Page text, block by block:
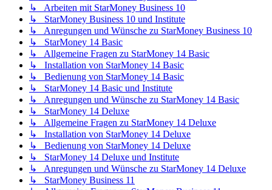
↳ Arbeiten mit StarMoney Business 10
↳ StarMoney Business 10 und Institute
↳ Anregungen und Wünsche zu StarMoney Business 10
↳ StarMoney 14 Basic
↳ Allgemeine Fragen zu StarMoney 14 Basic
↳ Installation von StarMoney 14 Basic
↳ Bedienung von StarMoney 14 Basic
↳ StarMoney 14 Basic und Institute
↳ Anregungen und Wünsche zu StarMoney 14 Basic
↳ StarMoney 14 Deluxe
↳ Allgemeine Fragen zu StarMoney 14 Deluxe
↳ Installation von StarMoney 14 Deluxe
↳ Bedienung von StarMoney 14 Deluxe
↳ StarMoney 14 Deluxe und Institute
↳ Anregungen und Wünsche zu StarMoney 14 Deluxe
↳ StarMoney Business 11